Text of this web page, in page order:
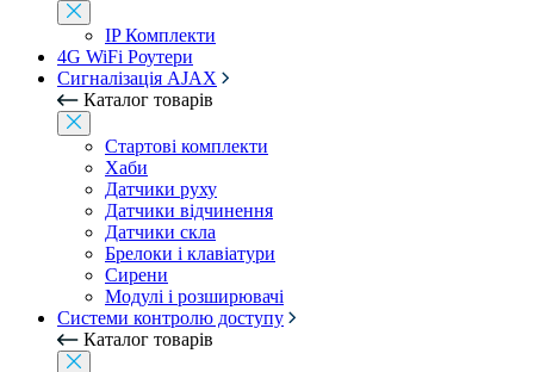
IP Комплекти
4G WiFi Роутери
Сигналізація AJAX
Каталог товарів
Стартові комплекти
Хаби
Датчики руху
Датчики відчинення
Датчики скла
Брелоки і клавіатури
Сирени
Модулі і розширювачі
Системи контролю доступу
Каталог товарів